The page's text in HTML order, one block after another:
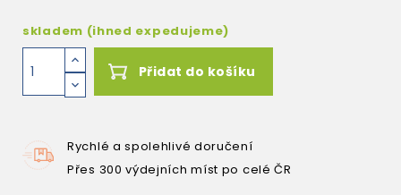
skladem (ihned expedujeme)
Přidat do košíku
Rychlé a spolehlivé doručení
Přes 300 výdejních míst po celé ČR